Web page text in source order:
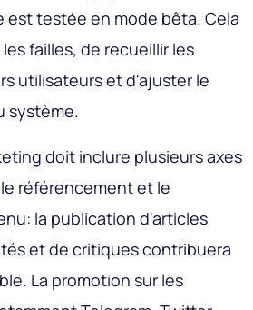
est testée en mode bêta. Cela
failles, de recueillir les
utilisateurs et d'ajuster le
système.
doit inclure plusieurs axes
référencement et le
la publication d'articles
et de critiques contribuera
La promotion sur les